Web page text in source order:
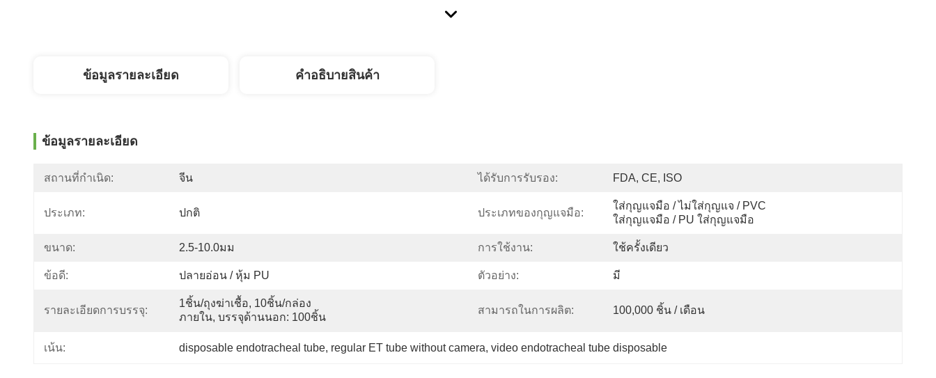
ข้อมูลรายละเอียด คําอธิบายสินค้า
ข้อมูลรายละเอียด
สถานที่กำเนิด: จีน ได้รับการรับรอง: FDA, CE, ISO
ประเภท: ปกติ ประเภทของกุญแจมือ:
ใส่กุญแจมือ / ไม่ใส่กุญแจ / PVC
ใส่กุญแจมือ / PU ใส่กุญแจมือ
ขนาด: 2.5-10.0มม การใช้งาน: ใช้ครั้งเดียว
ข้อดี: ปลายอ่อน / หุ้ม PU ตัวอย่าง: มี
รายละเอียดการบรรจุ:
1ชิ้น/ถุงฆ่าเชื้อ, 10ชิ้น/กล่อง
ภายใน, บรรจุด้านนอก: 100ชิ้น
สามารถในการผลิต: 100,000 ชิ้น / เดือน
เน้น: disposable endotracheal tube, regular ET tube without camera, video endotracheal tube disposable